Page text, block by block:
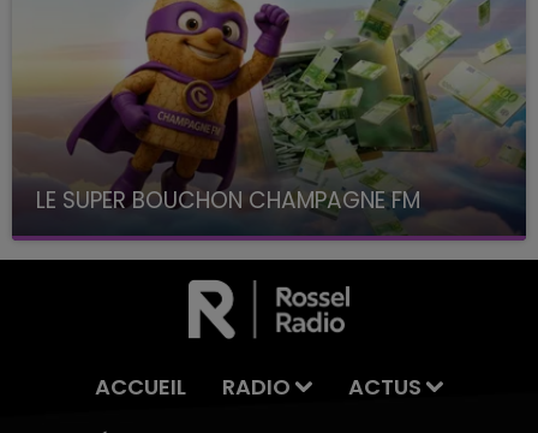
LE SUPER BOUCHON CHAMPAGNE FM
avec La Famille Champagne FM, à 8H10
ACCUEIL RADIO
ACTUS